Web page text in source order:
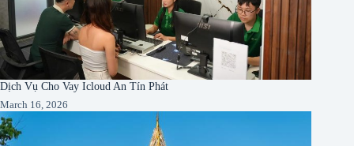
Dịch Vụ Cho Vay Icloud An Tín Phát
March 16, 2026